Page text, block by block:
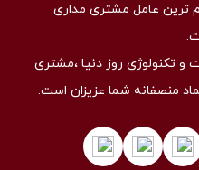
ترین عامل مشتری مداری
و تکنولوژی روز دنیا ،مشتری
منصفانه شما عزیزان است.